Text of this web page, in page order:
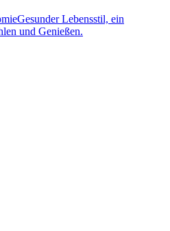
Gesunder Lebensstil, ein
und Genießen.